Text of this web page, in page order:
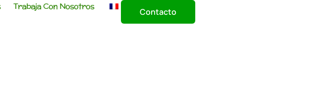
Trabaja Con Nosotros Contacto